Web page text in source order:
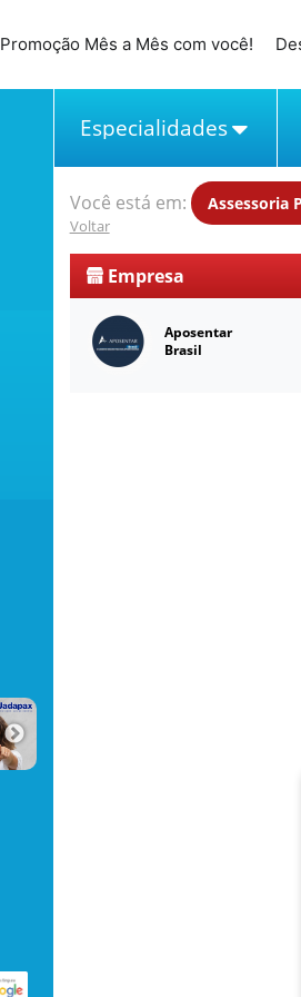
Promoção Mês a Mês com você!
Especialidades
Você está em: Assessoria
Voltar
Empresa
Aposentar
Brasil